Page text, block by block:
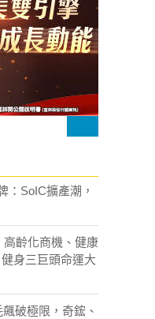
：SoIC擴產潮，
齡化商機、健康
身三巨頭命運大
破極限，奇鋐、